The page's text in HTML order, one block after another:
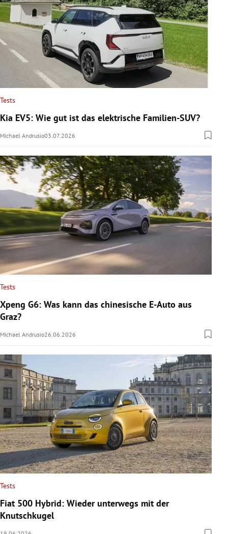
Tests
Kia EV5: Wie gut ist das elektrische Familien-SUV?
Michael Andrusio03.07.2026
Tests
Xpeng G6: Was kann das chinesische E-Auto aus
Graz?
Michael Andrusio26.06.2026
Tests
Fiat 500 Hybrid: Wieder unterwegs mit der
Knutschkugel